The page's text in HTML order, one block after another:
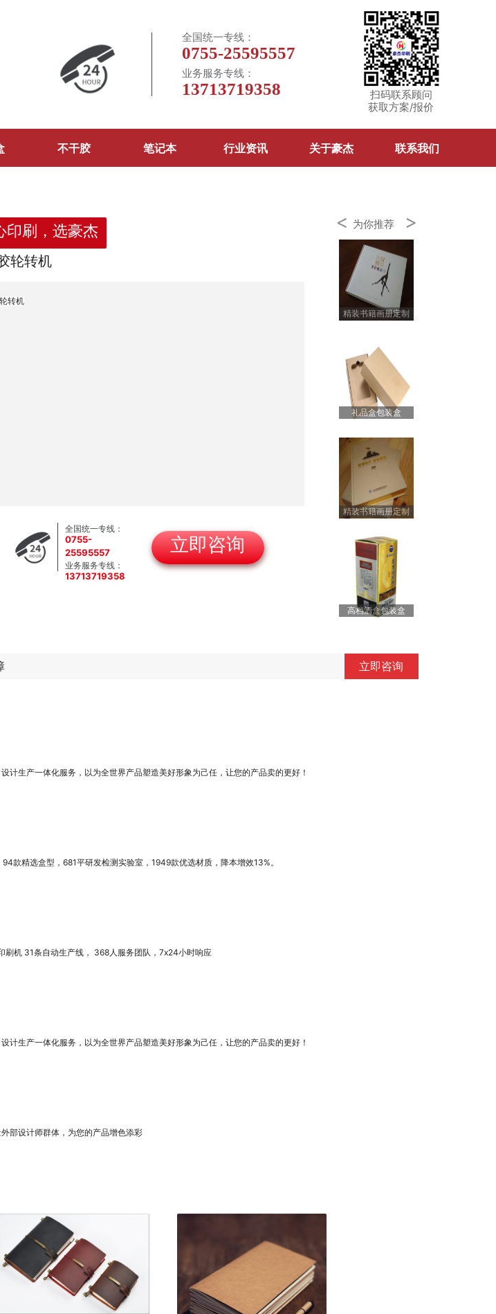
全国统一专线：
0755-25595557
业务服务专线：
13713719358
扫码联系顾问
获取方案/报价
不干胶 笔记本 行业资讯 关于豪杰 联系我们
印刷，选豪杰
轮转机
转机
全国统一专线：
0755-
25595557
业务服务专线：
13713719358
立即咨询
< 为你推荐 >
精装书籍画册定制
礼品盒包装盒
精装书籍画册定制
高档酒盒包装盒
立即咨询
计生产一体化服务，以为全世界产品塑造美好形象为己任，让您的产品卖的更好！
款精选盒型，681平研发检测实验室，1949款优选材质，降本增效13%。
刷机 31条自动生产线， 368人服务团队，7x24小时响应
计生产一体化服务，以为全世界产品塑造美好形象为己任，让您的产品卖的更好！
部设计师群体，为您的产品增色添彩